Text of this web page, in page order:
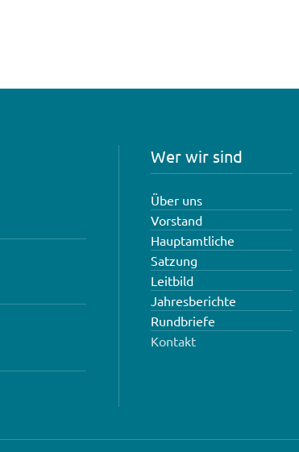
Wer wir sind
Über uns
Vorstand
Hauptamtliche
Satzung
Leitbild
Jahresberichte
Rundbriefe
Kontakt